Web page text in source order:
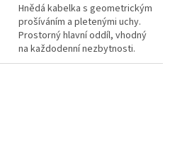
Hnědá kabelka s geometrickým
prošíváním a pletenými uchy.
Prostorný hlavní oddíl, vhodný
na každodenní nezbytnosti.
Univerzální design pro pracovní i